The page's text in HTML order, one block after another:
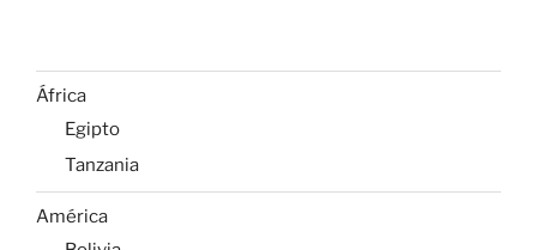
África
Egipto
Tanzania
América